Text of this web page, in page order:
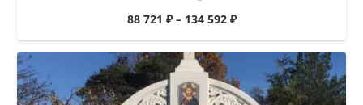
88 721 ₽– 134 592 ₽